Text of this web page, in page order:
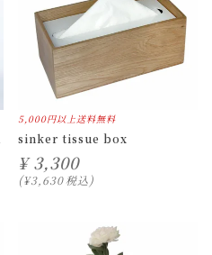
5,000円以上送料無料
sinker tissue box
¥ 3,300
¥3,630税込